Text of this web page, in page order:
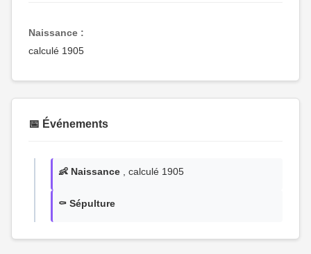
Naissance :
calculé 1905
📅 Événements
👶 Naissance , calculé 1905
⚰️ Sépulture